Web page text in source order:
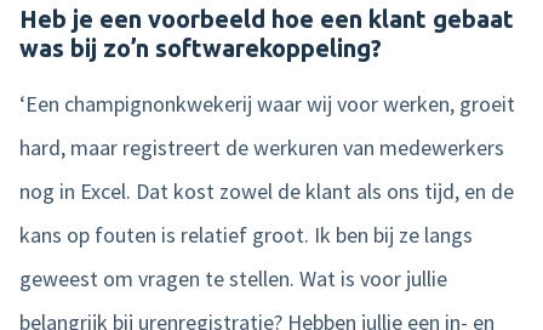
Heb je een voorbeeld hoe een klant gebaat
was bij zo’n softwarekoppeling?
‘Een champignonkwekerij waar wij voor werken, groeit
hard, maar registreert de werkuren van medewerkers
nog in Excel. Dat kost zowel de klant als ons tijd, en de
kans op fouten is relatief groot. Ik ben bij ze langs
geweest om vragen te stellen. Wat is voor jullie
belangrijk bij urenregistratie? Hebben jullie een in- en